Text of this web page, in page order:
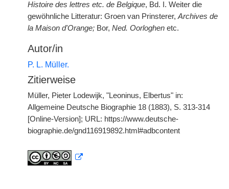
Histoire des lettres etc. de Belgique, Bd. I. Weiter die
gewöhnliche Litteratur: Groen van Prinsterer, Archives de
la Maison d'Orange; Bor, Ned. Oorloghen etc.
Autor/in
P. L. Müller.
Zitierweise
Müller, Pieter Lodewijk, "Leoninus, Elbertus" in:
Allgemeine Deutsche Biographie 18 (1883), S. 313-314
[Online-Version]; URL: https://www.deutsche-
biographie.de/gnd116919892.html#adbcontent